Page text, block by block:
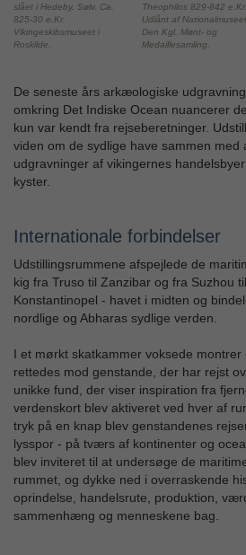
slået i Hedeby. Sølv. Ca.
825-30 e.Kr.
Vikingeskibsmuseet i
Roskilde.
Theophilos 829-842 e.Kr.
Udlånt af Nationalmuseet,
Den Kgl. Mønt- og
Medaillesamling.
De seneste års arkæologiske
omkring Det Indiske Ocean nuancerer
kun var kendt fra rejseberetninger.
viden om de sydlige have sammen
udgravninger af vikingernes
kyster.
Internationale forbindelser
Udstillingsrummene afspejlede de
kig fra Truso til Zanzibar og fra Suzhou
Konstantinopel - havet i midten og
nordlige og Abharas sydlige verden.
I et mørkt skatkammer voksede
rettedes mod genstande, der har rejst
unikke fund, der viser inspiration fra
verdenskort blev aktiveret ved hver af
tryk på en knap blev genstandenes
lysspor - på tværs af kontinenter og
blev inviteret til at undersøge de
rummet, og dykke ned i overraskende
oprindelse, handelsrute, produktion,
sammenhæng og menneskene bag.